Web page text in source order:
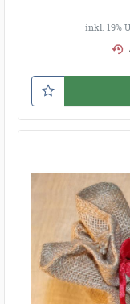
inkl. 19%